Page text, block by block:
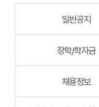
일반공지
장학/학자금
채용정보